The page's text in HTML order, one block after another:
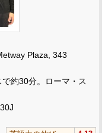
Plaza, 343
約30分。ローマ・ス